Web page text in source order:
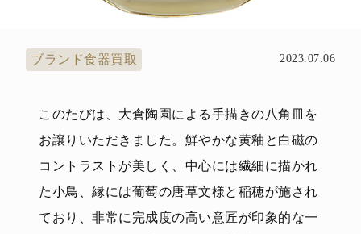
ブランド食器買取 2023.07.06
このたびは、大倉陶園による手描きの八角皿を
お譲りいただきました。鮮やかな黄釉と白磁の
コントラストが美しく、中心には繊細に描かれ
た小鳥、縁には葡萄の唐草文様と稲穂が施され
ており、非常に完成度の高い意匠が印象的な一